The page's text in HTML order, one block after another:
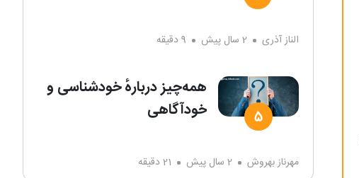
الناز آذری 2 سال پیش 9 دقیقه
همه‌چیز دربارهٔ خودشناسی و
خودآگاهی
مهرناز بهروش 2 سال پیش 21 دقیقه